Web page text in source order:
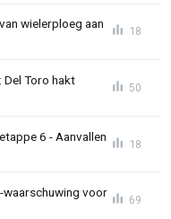
wielerploeg aan
18
Del Toro hakt
50
6 - Aanvallen
18
waarschuwing voor
69